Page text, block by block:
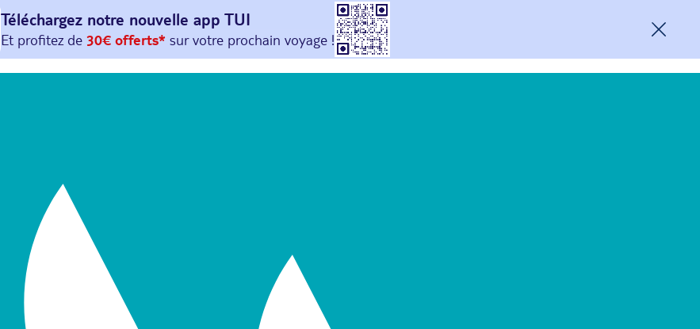
Téléchargez notre nouvelle app TUI
Et profitez de 30€ offerts*sur votreprochain
avec le code : HAPPYAPP